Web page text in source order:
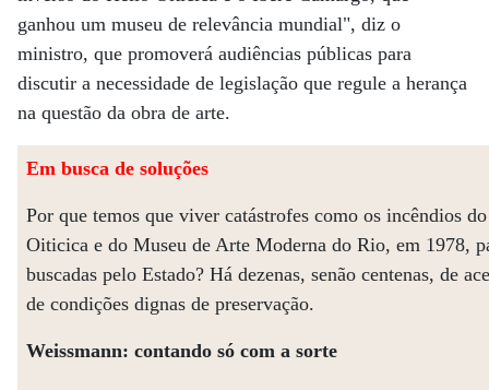
ganhou um museu de relevância mundial", diz o
ministro, que promoverá audiências públicas para
discutir a necessidade de legislação que regule a herança
na questão da obra de arte.
Em busca de soluções
Por que temos que viver catástrofes como os incêndios
Oiticica e do Museu de Arte Moderna do Rio, em 1978,
buscadas pelo Estado? Há dezenas, senão centenas, de
de condições dignas de preservação.
Weissmann: contando só com a sorte